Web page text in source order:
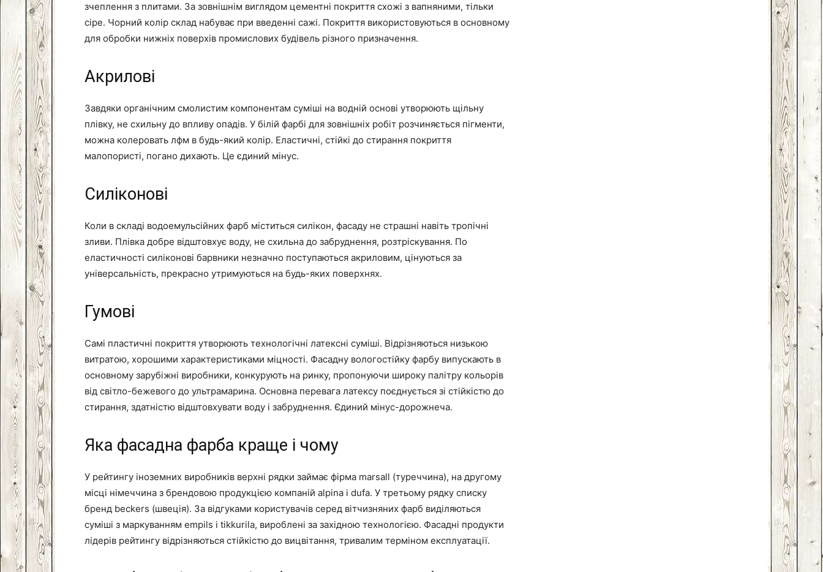
зчеплення з плитами. За зовнішнім виглядом цементні покриття схожі з вапняними, тільки
сіре. Чорний колір склад набуває при введенні сажі. Покриття використовуються в основному
для обробки нижніх поверхів промислових будівель різного призначення.
Акрилові
Завдяки органічним смолистим компонентам суміші на водній основі утворюють щільну
плівку, не схильну до впливу опадів. У білій фарбі для зовнішніх робіт розчиняється пігменти,
можна колеровать лфм в будь-який колір. Еластичні, стійкі до стирання покриття
малопористі, погано дихають. Це єдиний мінус.
Силіконові
Коли в складі водоемульсійних фарб міститься силікон, фасаду не страшні навіть тропічні
зливи. Плівка добре відштовхує воду, не схильна до забруднення, розтріскування. По
еластичності силіконові барвники незначно поступаються акриловим, цінуються за
універсальність, прекрасно утримуються на будь-яких поверхнях.
Гумові
Самі пластичні покриття утворюють технологічні латексні суміші. Відрізняються низькою
витратою, хорошими характеристиками міцності. Фасадну вологостійку фарбу випускають в
основному зарубіжні виробники, конкурують на ринку, пропонуючи широку палітру кольорів
від світло-бежевого до ультрамарина. Основна перевага латексу поєднується зі стійкістю до
стирання, здатністю відштовхувати воду і забруднення. Єдиний мінус-дорожнеча.
Яка фасадна фарба краще і чому
У рейтингу іноземних виробників верхні рядки займає фірма marsall (туреччина), на другому
місці німеччина з брендовою продукцією компаній alpina і dufa. У третьому рядку списку
бренд beckers (швеція). За відгуками користувачів серед вітчизняних фарб виділяються
суміші з маркуванням empils і tikkurila, вироблені за західною технологією. Фасадні продукти
лідерів рейтингу відрізняються стійкістю до вицвітання, тривалим терміном експлуатації.